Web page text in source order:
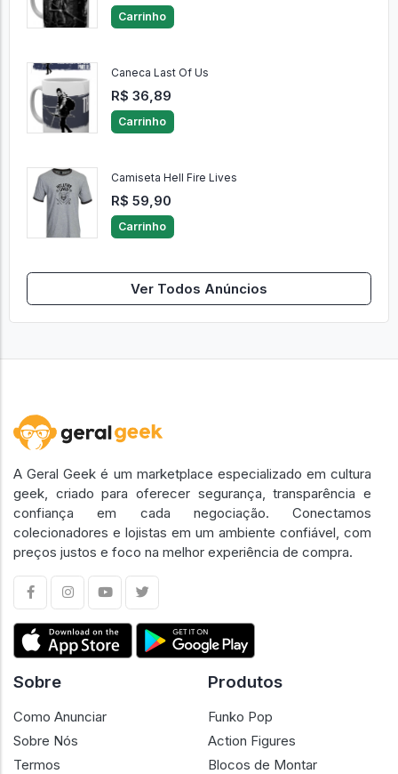
Carrinho
Caneca Last Of Us
R$ 36,89
Carrinho
Camiseta Hell Fire Lives
R$ 59,90
Carrinho
Ver Todos Anúncios
A Geral Geek é um marketplace especializado em cultura
geek, criado para oferecer segurança, transparência e
confiança em cada negociação. Conectamos
colecionadores e lojistas em um ambiente confiável, com
preços justos e foco na melhor experiência de compra.
Sobre
Como Anunciar
Sobre Nós
Termos
Produtos
Funko Pop
Action Figures
Blocos de Montar